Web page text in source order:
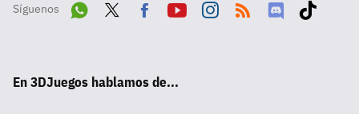
Síguenos
pp
ok
En 3DJuegos hablamos de...